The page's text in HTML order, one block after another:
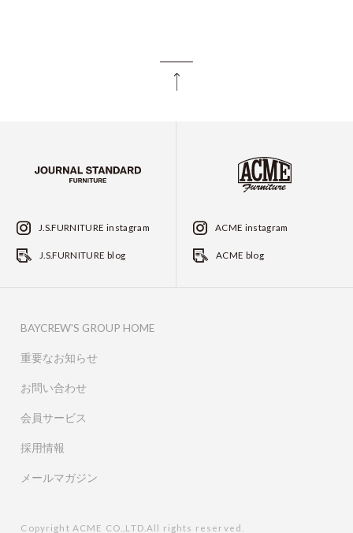
J.S.FURNITURE instagram
J.S.FURNITURE blog
ACME instagram
ACME blog
BAYCREW'S GROUP HOME
重要なお知らせ
お問い合わせ
会員サービス
採用情報
メールマガジン
Copyright ACME CO.,LTD.All rights reserved.